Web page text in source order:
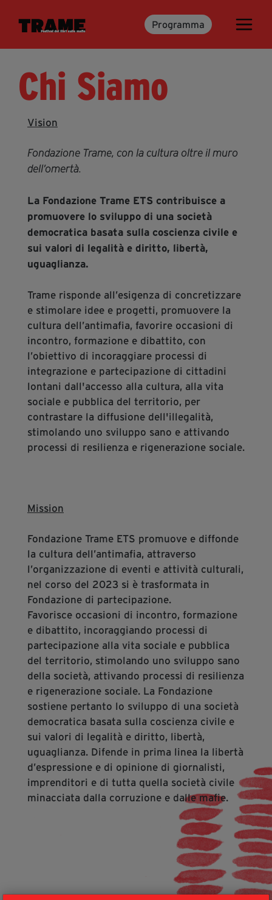
Programma
Trame.15
Ospiti
Libri
News & Kit
Cartella Stampa
Rassegna Stampa
Partecipa
Diventa Partner
Dona
Fondazione Trame
Chi Siamo
Civico Trame
#Trameascuola
Visioni Civiche
Mostra 3D - Visioni Civiche
Contatti
segreteria@tramefestival.it
info@tramefestival.it
+39 346 954 4078
Chi Siamo
Vision
Fondazione Trame, con la cultura oltre il muro
dell’omertà.
La Fondazione Trame ETS contribuisce a
promuovere lo sviluppo di una società
democratica basata sulla coscienza civile e
sui valori di legalità e diritto, libertà,
uguaglianza.
Trame risponde all’esigenza di concretizzare
e stimolare idee e progetti, promuovere la
cultura dell’antimafia, favorire occasioni di
incontro, formazione e dibattito, con
l’obiettivo di incoraggiare processi di
integrazione e partecipazione di cittadini
lontani dall'accesso alla cultura, alla vita
sociale e pubblica del territorio, per
contrastare la diffusione dell'illegalità,
stimolando uno sviluppo sano e attivando
processi di resilienza e rigenerazione sociale.
Mission
Fondazione Trame ETS promuove e diffonde
la cultura dell’antimafia, attraverso
l’organizzazione di eventi e attività culturali,
nel corso del 2023 si è trasformata in
Fondazione di partecipazione.
Favorisce occasioni di incontro, formazione
e dibattito, incoraggiando processi di
partecipazione alla vita sociale e pubblica
del territorio, stimolando uno sviluppo sano
della società, attivando processi di resilienza
e rigenerazione sociale. La Fondazione
sostiene pertanto lo sviluppo di una società
democratica basata sulla coscienza civile e
sui valori di legalità e diritto, libertà,
uguaglianza. Difende in prima linea la libertà
d’espressione e di opinione di giornalisti,
imprenditori e di tutta quella società civile
minacciata dalla corruzione e dalle mafie.